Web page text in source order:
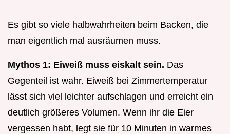
Es gibt so viele halbwahrheiten beim Backen, die
man eigentlich mal ausräumen muss.
Mythos 1: Eiweiß muss eiskalt sein. Das
Gegenteil ist wahr. Eiweiß bei Zimmertemperatur
lässt sich viel leichter aufschlagen und erreicht ein
deutlich größeres Volumen. Wenn ihr die Eier
vergessen habt, legt sie für 10 Minuten in warmes